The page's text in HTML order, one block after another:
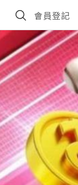
會員登記